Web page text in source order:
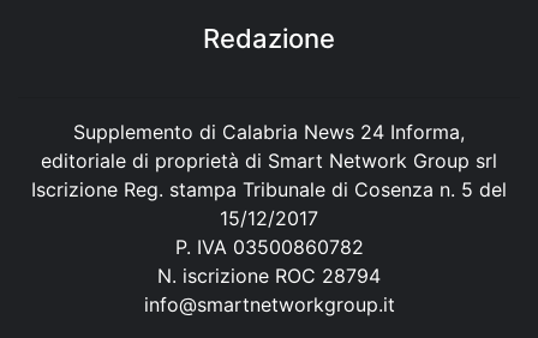
Redazione
Supplemento di Calabria News 24 Informa,
editoriale di proprietà di Smart Network Group srl
Iscrizione Reg. stampa Tribunale di Cosenza n. 5 del
15/12/2017
P. IVA 03500860782
N. iscrizione ROC 28794
info@smartnetworkgroup.it